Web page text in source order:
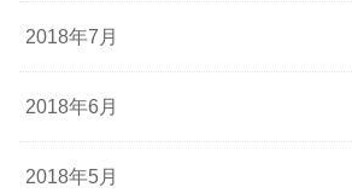
2018年7月
2018年6月
2018年5月